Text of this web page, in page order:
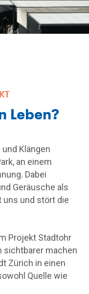
Klängen
an einem
Dabei
Geräusche als
Projekt Stadtohr
machen
Zürich in einen